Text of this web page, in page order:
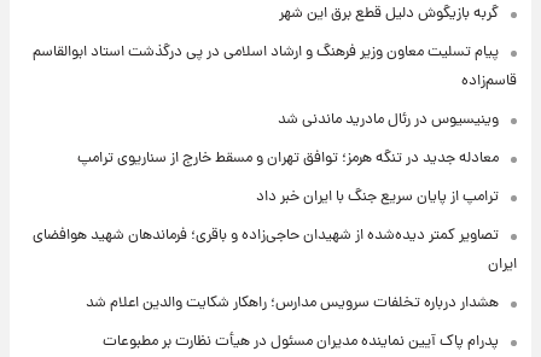
گربه بازیگوش دلیل قطع برق این شهر
پیام تسلیت معاون وزیر فرهنگ و ارشاد اسلامی در پی درگذشت استاد ابوالقاسم
قاسم‌زاده
وینیسیوس در رئال مادرید ماندنی شد
معادله جدید در تنگه هرمز؛ توافق تهران و مسقط خارج از سناریوی ترامپ
ترامپ از پایان سریع جنگ با ایران خبر داد
تصاویر کمتر دیده‌شده از شهیدان حاجی‌زاده و باقری؛ فرماندهان شهید هوافضای
ایران
هشدار درباره تخلفات سرویس مدارس؛ راهکار شکایت والدین اعلام شد
پدرام پاک آیین نماینده مدیران مسئول در هیأت نظارت بر مطبوعات